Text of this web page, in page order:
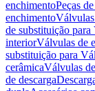
enchimentoPeças
enchimento
de substituição
interiorVálvulas de
substituição para
cerâmicaVálvulas
de descarga